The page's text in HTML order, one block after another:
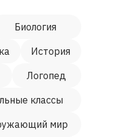
Биология
История
Логопед
классы
мир